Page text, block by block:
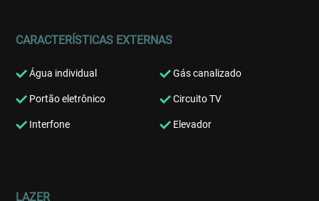
CARACTERÍSTICAS EXTERNAS
Água individual Gás canalizado
Portão eletrônico Circuito TV
Interfone Elevador
LAZER